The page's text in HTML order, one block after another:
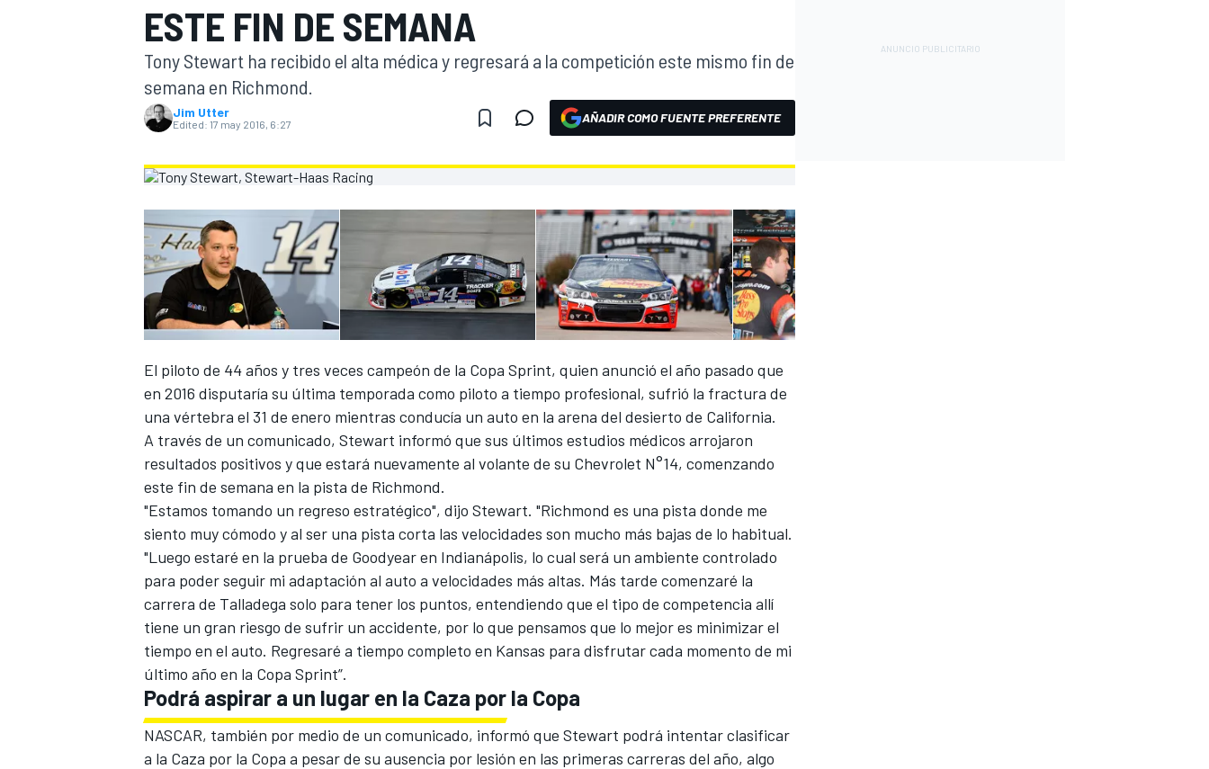
FÓRMULA E MOTO
NASCAR TURISMO
MÁS
ESTE FIN DE SEMANA
Tony Stewart ha recibido el alta médica y regresará a la competición este mismo fin de
semana en Richmond.
Jim Utter
Edited: 17 may 2016, 6:27 AÑADIR COMO FUENTE PREFERENTE
El piloto de 44 años y tres veces campeón de la Copa Sprint, quien anunció el año pasado que
en 2016 disputaría su última temporada como piloto a tiempo profesional, sufrió la fractura de
una vértebra el 31 de enero mientras conducía un auto en la arena del desierto de California.
A través de un comunicado, Stewart informó que sus últimos estudios médicos arrojaron
resultados positivos y que estará nuevamente al volante de su Chevrolet N°14, comenzando
este fin de semana en la pista de Richmond.
"Estamos tomando un regreso estratégico", dijo Stewart. "Richmond es una pista donde me
siento muy cómodo y al ser una pista corta las velocidades son mucho más bajas de lo habitual.
"Luego estaré en la prueba de Goodyear en Indianápolis, lo cual será un ambiente controlado
para poder seguir mi adaptación al auto a velocidades más altas. Más tarde comenzaré la
carrera de Talladega solo para tener los puntos, entendiendo que el tipo de competencia allí
tiene un gran riesgo de sufrir un accidente, por lo que pensamos que lo mejor es minimizar el
tiempo en el auto. Regresaré a tiempo completo en Kansas para disfrutar cada momento de mi
último año en la Copa Sprint”.
Podrá aspirar a un lugar en la Caza por la Copa
NASCAR, también por medio de un comunicado, informó que Stewart podrá intentar clasificar
a la Caza por la Copa a pesar de su ausencia por lesión en las primeras carreras del año, algo